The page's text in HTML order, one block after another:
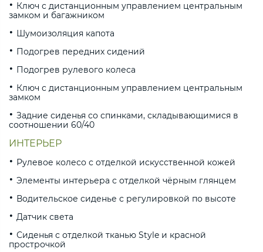
Ключ с дистанционным управлением центральным
замком и багажником
Шумоизоляция капота
Подогрев передних сидений
Подогрев рулевого колеса
Ключ с дистанционным управлением центральным
замком
Задние сиденья со спинками, складывающимися в
соотношении 60/40
ИНТЕРЬЕР
Рулевое колесо с отделкой искусственной кожей
Элементы интерьера с отделкой чёрным глянцем
Водительское сиденье с регулировкой по высоте
Датчик света
Сиденья с отделкой тканью Style и красной
прострочкой